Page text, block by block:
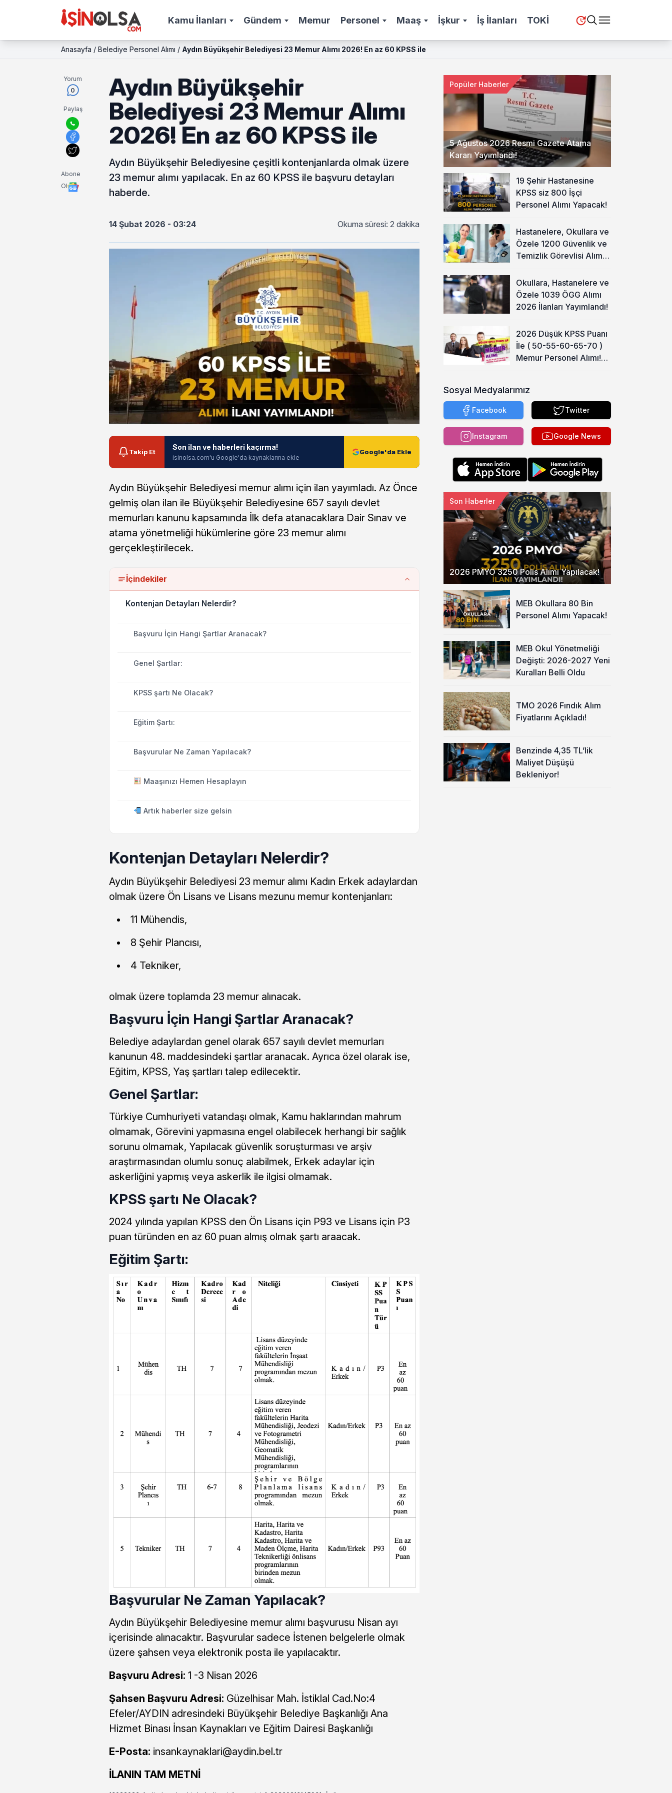
Kamu İlanları Gündem Memur Personel Maaş İşkur İş İlanları TOKİ
Anasayfa / Belediye Personel Alımı / Aydın Büyükşehir Belediyesi 23 Memur Alımı 2026! En az 60 KPSS ile
Yorum
0
Paylaş
Abone
Ol
Aydın Büyükşehir
Belediyesi 23 Memur Alımı
2026! En az 60 KPSS ile
Aydın Büyükşehir Belediyesine çeşitli kontenjanlarda olmak üzere
23 memur alımı yapılacak. En az 60 KPSS ile başvuru detayları
haberde.
14 Şubat 2026 - 03:24 Okuma süresi: 2 dakika
Takip Et
Son ilan ve haberleri kaçırma!
isinolsa.com'u Google'da kaynaklarına ekle
Google'da Ekle
Aydın Büyükşehir Belediyesi memur alımı için ilan yayımladı. Az Önce
gelmiş olan ilan ile Büyükşehir Belediyesine 657 sayılı devlet
memurları kanunu kapsamında İlk defa atanacaklara Dair Sınav ve
atama yönetmeliği hükümlerine göre 23 memur alımı
gerçekleştirilecek.
İçindekiler
Kontenjan Detayları Nelerdir?
Başvuru İçin Hangi Şartlar Aranacak?
Genel Şartlar:
KPSS şartı Ne Olacak?
Eğitim Şartı:
Başvurular Ne Zaman Yapılacak?
Maaşınızı Hemen Hesaplayın
Artık haberler size gelsin
Kontenjan Detayları Nelerdir?
Aydın Büyükşehir Belediyesi 23 memur alımı Kadın Erkek adaylardan
olmak üzere Ön Lisans ve Lisans mezunu memur kontenjanları:
11 Mühendis,
8 Şehir Plancısı,
4 Tekniker,
olmak üzere toplamda 23 memur alınacak.
Başvuru İçin Hangi Şartlar Aranacak?
Belediye adaylardan genel olarak 657 sayılı devlet memurları
kanunun 48. maddesindeki şartlar aranacak. Ayrıca özel olarak ise,
Eğitim, KPSS, Yaş şartları talep edilecektir.
Genel Şartlar:
Türkiye Cumhuriyeti vatandaşı olmak, Kamu haklarından mahrum
olmamak, Görevini yapmasına engel olabilecek herhangi bir sağlık
sorunu olmamak, Yapılacak güvenlik soruşturması ve arşiv
araştırmasından olumlu sonuç alabilmek, Erkek adaylar için
askerliğini yapmış veya askerlik ile ilgisi olmamak.
KPSS şartı Ne Olacak?
2024 yılında yapılan KPSS den Ön Lisans için P93 ve Lisans için P3
puan türünden en az 60 puan almış olmak şartı araacak.
Eğitim Şartı:
Başvurular Ne Zaman Yapılacak?
Aydın Büyükşehir Belediyesine memur alımı başvurusu Nisan ayı
içerisinde alınacaktır. Başvurular sadece İstenen belgelerle olmak
üzere şahsen veya elektronik posta ile yapılacaktır.
Başvuru Adresi: 1 -3 Nisan 2026
Şahsen Başvuru Adresi: Güzelhisar Mah. İstiklal Cad.No:4
Efeler/AYDIN adresindeki Büyükşehir Belediye Başkanlığı Ana
Hizmet Binası İnsan Kaynakları ve Eğitim Dairesi Başkanlığı
E-Posta: insankaynaklari@aydin.bel.tr
İLANIN TAM METNİ
5 Ağustos 2026 Resmi Gazete Atama
Kararı Yayımlandı!
Popüler Haberler
19 Şehir Hastanesine
KPSS siz 800 İşçi
Personel Alımı Yapacak!
Hastanelere, Okullara ve
Özele 1200 Güvenlik ve
Temizlik Görevlisi Alımı
Okullara, Hastanelere ve
Özele 1039 ÖGG Alımı
2026 İlanları Yayımlandı!
2026 Düşük KPSS Puanı
İle ( 50-55-60-65-70 )
Memur Personel Alımı!
Sosyal Medyalarımız
Facebook Twitter
Instagram Google News
2026 PMYO 3250 Polis Alımı Yapılacak!
Son Haberler
MEB Okullara 80 Bin
Personel Alımı Yapacak!
MEB Okul Yönetmeliği
Değişti: 2026-2027 Yeni
Kuralları Belli Oldu
TMO 2026 Fındık Alım
Fiyatlarını Açıkladı!
Benzinde 4,35 TL’lik
Maliyet Düşüşü
Bekleniyor!